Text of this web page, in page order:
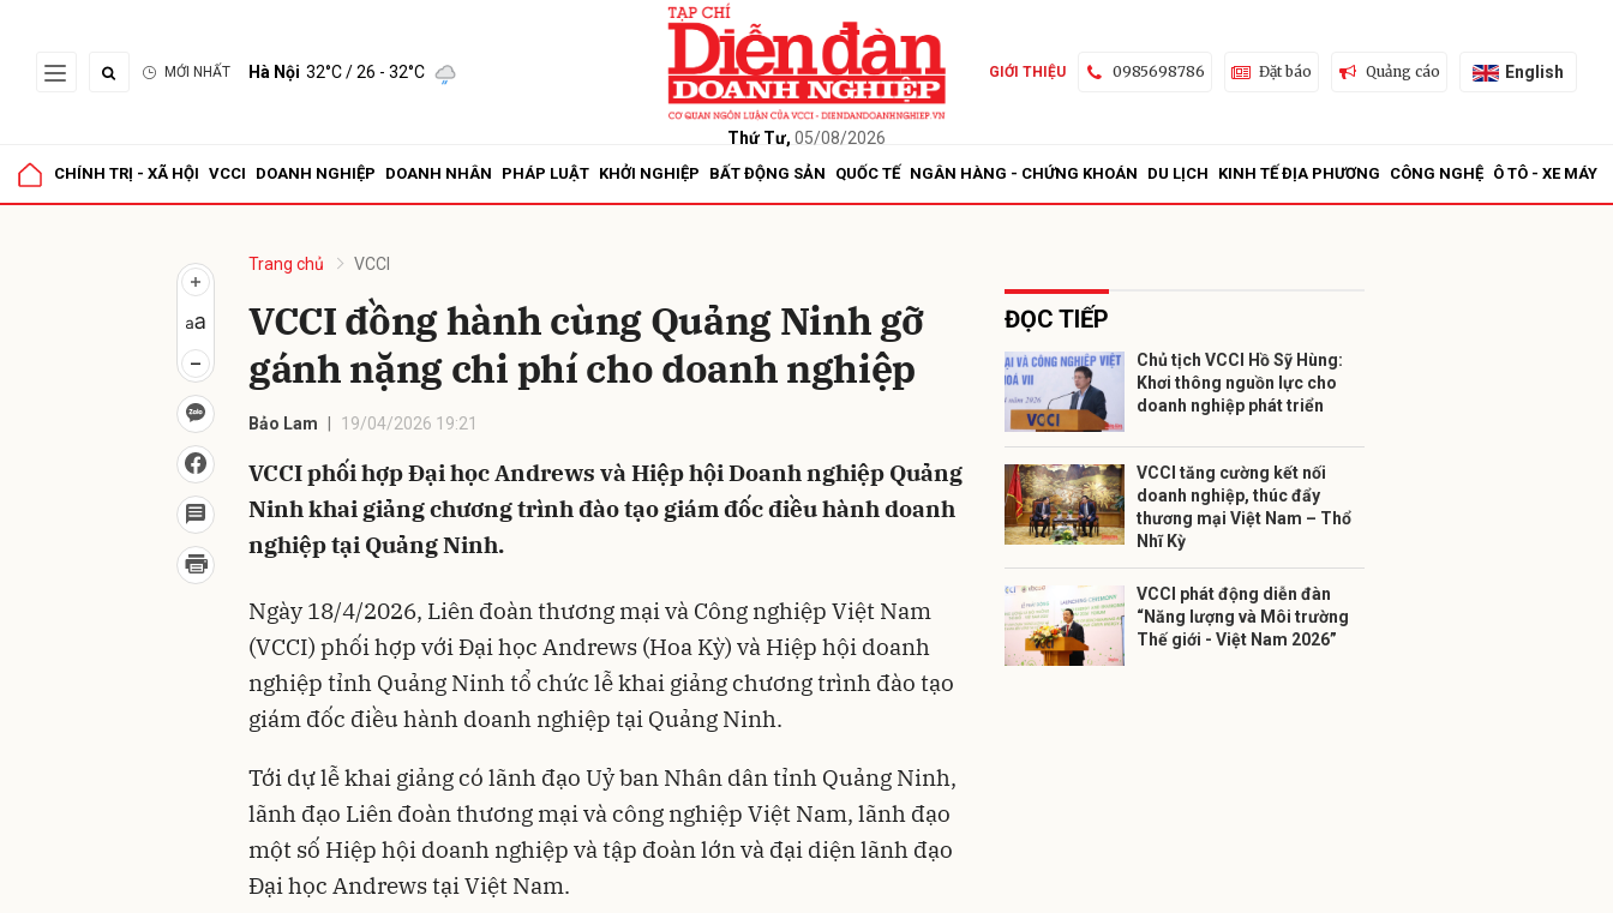
MỚI NHẤT Hà Nội 32°C/ 26 - 32°C
Thứ Tư, 05/08/2026
GIỚI THIỆU 0985698786 Đặt báo Quảng cáo English
CHÍNH TRỊ - XÃ HỘI VCCI DOANH NGHIỆP DOANH NHÂN PHÁP LUẬT KHỞI NGHIỆP BẤT ĐỘNG SẢN QUỐC TẾ NGÂN HÀNG - CHỨNG KHOÁN DU LỊCH KINH TẾ ĐỊA PHƯƠNG CÔNG NGHỆ Ô TÔ - XE MÁY
Trang chủ VCCI
VCCI đồng hành cùng Quảng Ninh gỡ
gánh nặng chi phí cho doanh nghiệp
Bảo Lam 19/04/2026 19:21
VCCI phối hợp Đại học Andrews và Hiệp hội Doanh nghiệp Quảng
Ninh khai giảng chương trình đào tạo giám đốc điều hành doanh
nghiệp tại Quảng Ninh.
Ngày 18/4/2026, Liên đoàn thương mại và Công nghiệp Việt Nam
(VCCI) phối hợp với Đại học Andrews (Hoa Kỳ) và Hiệp hội doanh
nghiệp tỉnh Quảng Ninh tổ chức lễ khai giảng chương trình đào tạo
giám đốc điều hành doanh nghiệp tại Quảng Ninh.
Tới dự lễ khai giảng có lãnh đạo Uỷ ban Nhân dân tỉnh Quảng Ninh,
lãnh đạo Liên đoàn thương mại và công nghiệp Việt Nam, lãnh đạo
một số Hiệp hội doanh nghiệp và tập đoàn lớn và đại diện lãnh đạo
Đại học Andrews tại Việt Nam.
ĐỌC TIẾP
Chủ tịch VCCI Hồ Sỹ Hùng:
Khơi thông nguồn lực cho
doanh nghiệp phát triển
VCCI tăng cường kết nối
doanh nghiệp, thúc đẩy
thương mại Việt Nam – Thổ
Nhĩ Kỳ
VCCI phát động diễn đàn
“Năng lượng và Môi trường
Thế giới - Việt Nam 2026”
Gửi